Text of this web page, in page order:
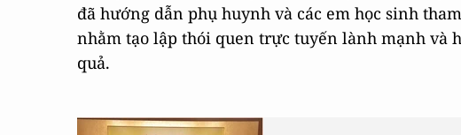
đã hướng dẫn phụ huynh và các em học sinh
nhằm tạo lập thói quen trực tuyến lành mạnh và
quả.